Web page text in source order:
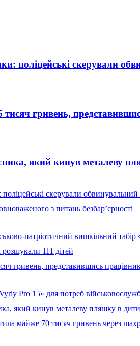
поліцейські скерували
гривень,
який кинув металеву
скерували обвинувальний
з питань безбар’єрності
патріотичний вишкільний табір
розшукали 111 дітей
гривень, представившись
Pro 15» для потреб
який кинув металеву пляшку в
майже 70 тисяч гривень через